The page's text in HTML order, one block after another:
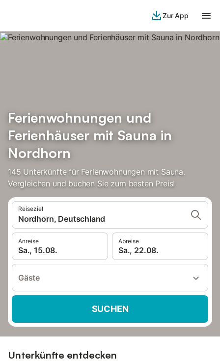
Zur App
Ferienwohnungen und
Ferienhäuser mit Sauna in
Nordhorn
145 Unterkünfte für Ferienwohnungen mit Sauna.
Vergleichen und buchen Sie zum besten Preis!
Reiseziel
Nordhorn, Deutschland
Anreise
Sa., 15.08.
Abreise
Sa., 22.08.
Gäste
SUCHEN
Unterkünfte entdecken